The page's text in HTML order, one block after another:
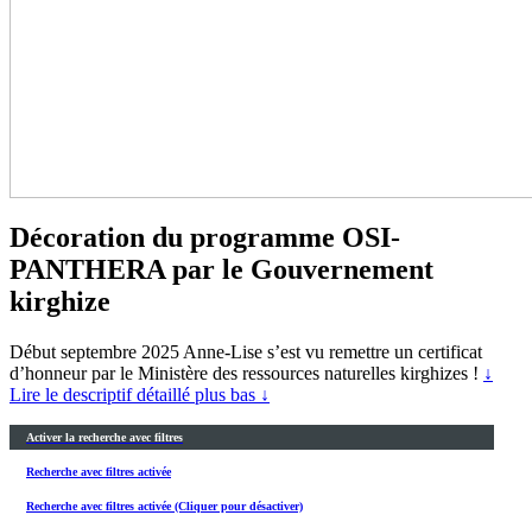
Décoration du programme OSI-
PANTHERA par le Gouvernement
kirghize
Début septembre 2025 Anne-Lise s’est vu remettre un certificat
d’honneur par le Ministère des ressources naturelles kirghizes ! ↓
Lire le descriptif détaillé plus bas ↓
Activer la recherche avec filtres
Recherche avec filtres activée
Recherche avec filtres activée (Cliquer pour désactiver)